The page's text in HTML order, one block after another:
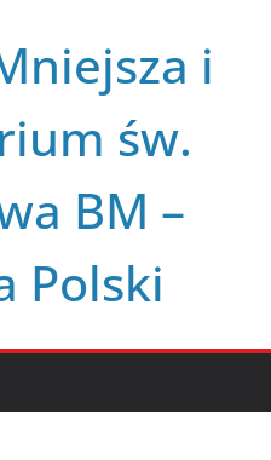
i
św.
BM –
Polski